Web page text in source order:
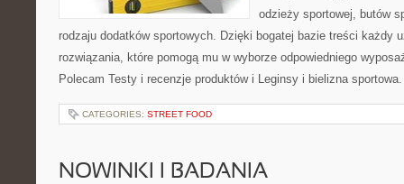
odzieży sportowej, butów
rodzaju dodatków sportowych. Dzięki bogatej bazie treści każdy
rozwiązania, które pomogą mu w wyborze odpowiedniego
Polecam Testy i recenzje produktów i Leginsy i bielizna
CATEGORIES: STREET FOOD
NOWINKI I BADANIA